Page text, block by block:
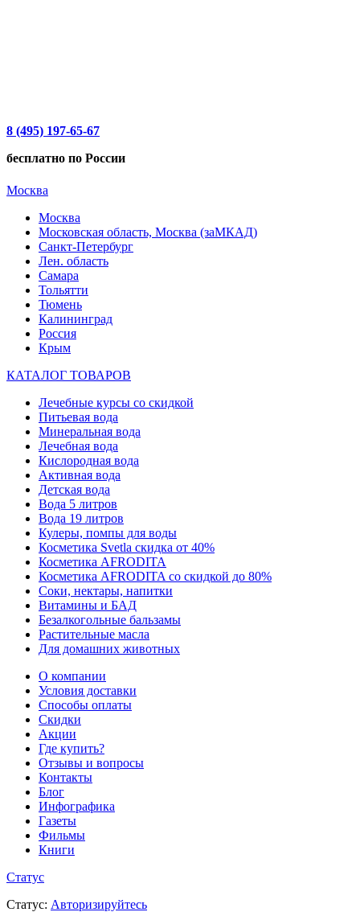
8 (495) 197-65-67
бесплатно по России
Москва
Москва
Московская область, Москва (заМКАД)
Санкт-Петербург
Лен. область
Самара
Тольятти
Тюмень
Калининград
Россия
Крым
КАТАЛОГ ТОВАРОВ
Лечебные курсы со скидкой
Питьевая вода
Минеральная вода
Лечебная вода
Кислородная вода
Активная вода
Детская вода
Вода 5 литров
Вода 19 литров
Кулеры, помпы для воды
Косметика Svetla скидка от 40%
Косметика AFRODITA
Косметика AFRODITA со скидкой до 80%
Соки, нектары, напитки
Витамины и БАД
Безалкогольные бальзамы
Растительные масла
Для домашних животных
О компании
Условия доставки
Способы оплаты
Скидки
Акции
Где купить?
Отзывы и вопросы
Контакты
Блог
Инфографика
Газеты
Фильмы
Книги
Статус
Статус: Авторизируйтесь